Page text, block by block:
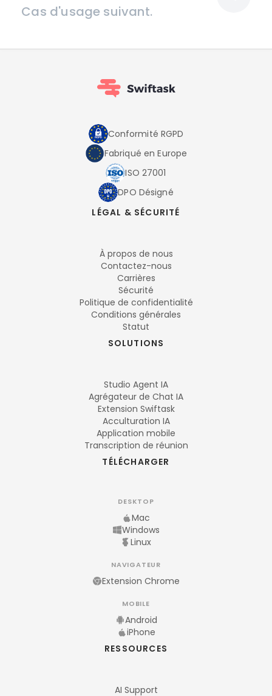
Cas d'usage suivant.
Conformité RGPD
Fabriqué en Europe
ISO 27001
DPO Désigné
LÉGAL & SÉCURITÉ
À propos de nous
Contactez-nous
Carrières
Sécurité
Politique de confidentialité
Conditions générales
Statut
SOLUTIONS
Studio Agent IA
Agrégateur de Chat IA
Extension Swiftask
Acculturation IA
Application mobile
Transcription de réunion
TÉLÉCHARGER
DESKTOP
Mac
Windows
Linux
NAVIGATEUR
Extension Chrome
MOBILE
Android
iPhone
RESSOURCES
AI Support